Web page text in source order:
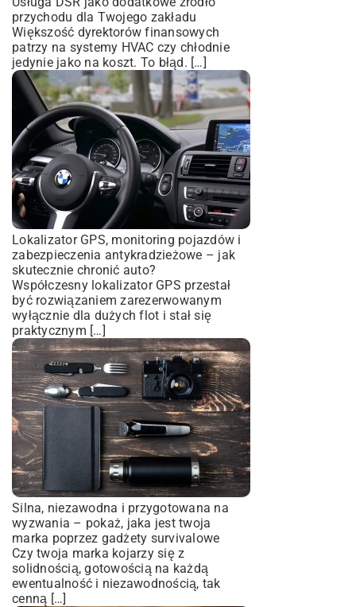
przychodu dla Twojego zakładu
Większość dyrektorów finansowych
patrzy na systemy HVAC czy chłodnie
jedynie jako na koszt. To błąd. […]
Lokalizator GPS, monitoring pojazdów i
zabezpieczenia antykradzieżowe – jak
skutecznie chronić auto?
Współczesny lokalizator GPS przestał
być rozwiązaniem zarezerwowanym
wyłącznie dla dużych flot i stał się
praktycznym […]
Silna, niezawodna i przygotowana na
wyzwania – pokaż, jaka jest twoja
marka poprzez gadżety survivalowe
Czy twoja marka kojarzy się z
solidnością, gotowością na każdą
ewentualność i niezawodnością, tak
cenną […]